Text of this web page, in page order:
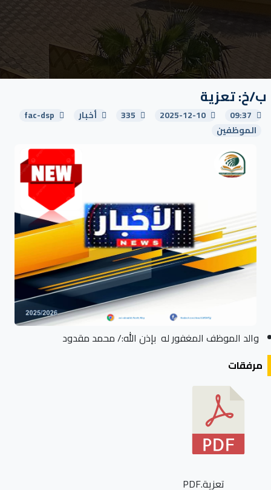
ب/خ: تعزية
09:37
2025-12-10
335 أخبار
fac-dsp
الموظفين
والد الموظف المغفور له بإذن الله:/ محمد مقدود
مرفقات
تعزية.PDF